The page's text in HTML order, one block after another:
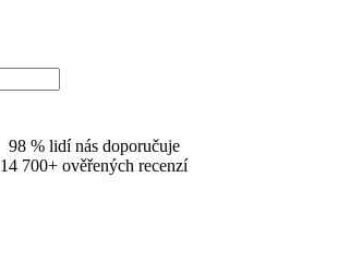
98 % lidí nás doporučuje
14 700+ ověřených recenzí